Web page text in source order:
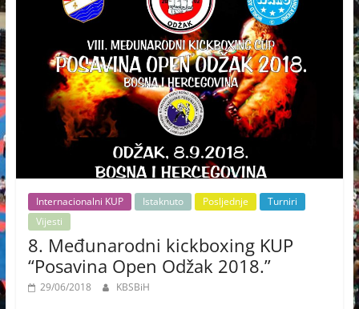
Internacionalni KUP Istaknuto Posljednje
Turniri
Vijesti
8. Međunarodni kickboxing KUP
“Posavina Open Odžak 2018.”
29/06/2018 KBSBiH